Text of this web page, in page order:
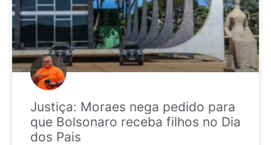
Justiça: Moraes nega pedido para
que Bolsonaro receba filhos no Dia
dos Pais